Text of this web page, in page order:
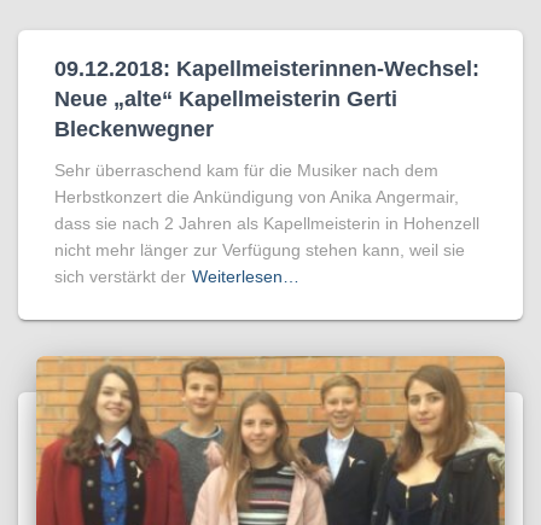
09.12.2018: Kapellmeisterinnen-Wechsel:
Neue „alte“ Kapellmeisterin Gerti
Bleckenwegner
Sehr überraschend kam für die Musiker nach dem
Herbstkonzert die Ankündigung von Anika Angermair,
dass sie nach 2 Jahren als Kapellmeisterin in Hohenzell
nicht mehr länger zur Verfügung stehen kann, weil sie
sich verstärkt der Weiterlesen…